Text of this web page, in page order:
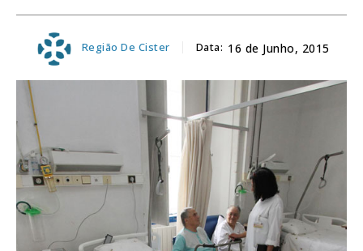
Região De Cister Data: 16 de Junho, 2015